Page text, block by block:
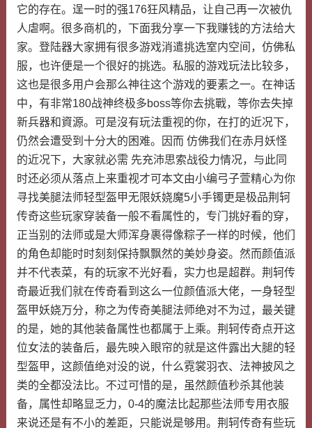
它的存在。逞一时的强176狂风精品，让自己再一次被仇
人虐啊。很多商机的，下面我分享一下我赚钱的方法给大
家。登陆器大家拥有很多游戏消遣挑选室内空间，仿佛私
服，也许便是一个很好的挑选。私服的游戏玩法比较多，
这也是很多用户会那么神往这个游戏的要素之一。在神话
中，有非常180战神终极多boss等你去挑戰，等你去失掉
新兵器和資源。可是沒有玩法重视的你，在打的近况下，
仍然会遭受到十分大的困难。因而 仿佛我们在赤月妖怪
的近况下，大家就必需 先充沛思索战役力情况，与此同
时还必须从落点上来重视才可本文由小编弓子萱精心为你
寻找美腿法师轻型盔甲无限妖娆魔5小手镯更是极品荆轲
传奇这些玩家穿装备一般不看属性的，专门挑好看的穿，
正当别的法师或是大师浑身裹得像粽子一样的时候，他们
的角色却能时时刻刻保持飘飘然的美妙身姿。然而颜值派
并不代表菜，有的玩家不光好看，实力也是超群。荆轲传
奇最近我们就在传奇看到这么一位颜值派大佬，一身轻型
盔甲妖娆万分，称之为传奇美腿法师绝对不为过，最关键
的是，她的其他装备属性也都属于上乘。荆轲传奇点开这
位女法的装备后，最先映入眼帘的就是这件露出大腿的轻
型盔甲，这颜值绝对没的说，什么霓裳羽衣、法神披风之
类的全都没法比。不过可惜的是，虽然颜值秒杀其他装
备，属性却略显乏力，0-4的魔法比起那些法师专用衣服
来说还是有不小的差距，只能说是够用。荆轲传奇有些玩